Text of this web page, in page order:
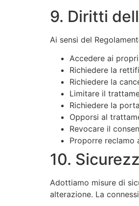
9. Diritti
Ai sensi del
Accedere ai
Richiedere la
Richiedere la
Limitare il
Richiedere la
Opporsi al
Revocare il
Proporre reclamo
10.
Adottiamo misure di
alterazione. La